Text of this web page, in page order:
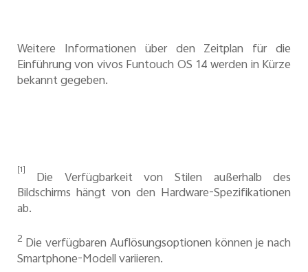
Weitere Informationen über den Zeitplan für die
Einführung von vivos Funtouch OS 14 werden in Kürze
bekannt gegeben.
[1]
Die Verfügbarkeit von Stilen außerhalb des
Bildschirms hängt von den Hardware-Spezifikationen
ab.
2 Die verfügbaren Auflösungsoptionen können je nach
Smartphone-Modell variieren.